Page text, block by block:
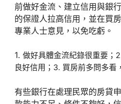
前做好金流、建立信用與銀
的保證人拉高信用，並在買
專業人士意見，以免吃虧。
1. 做好具體金流紀錄很重要；
良好信用；3. 買房前多問多看
有些銀行在處理民眾的房貸